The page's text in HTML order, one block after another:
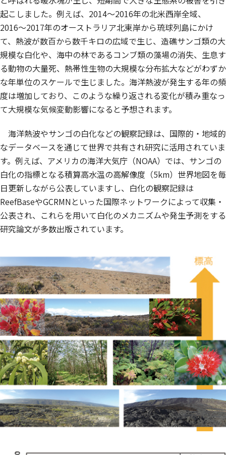
起こしました。例えば、2014〜2016年の北米西岸全域、
2016〜2017年のオーストラリア北東岸から琉球列島にかけ
て、熱波が数百から数千キロの広域で生じ、造礁サンゴ類の大
規模な白化や、海中の林であるコンブ類の藻場の消失、生息す
る動物の大量死、熱帯性生物の大規模な分布拡大などがわずか
な年単位のスケールで生じました。海洋熱波が発生する年の頻
度は増加しており、このような繰り返される変化が積み重なっ
て大規模な気候変動影響になると予想されます。
海洋熱波やサンゴの白化などの観察記録は、国際的・地域的
なデータベースを通じて世界で共有され研究に活用されていま
す。例えば、アメリカの海洋大気庁（NOAA）では、サンゴの
白化の指標となる積算高水温の高解像度（5km）世界地図を毎
日更新しながら公表していますし、白化の観察記録は
ReefBaseやGCRMNといった国際ネットワークによって収集・
公表され、これらを用いて白化のメカニズムや発生予測をする
研究論文が多数出版されています。